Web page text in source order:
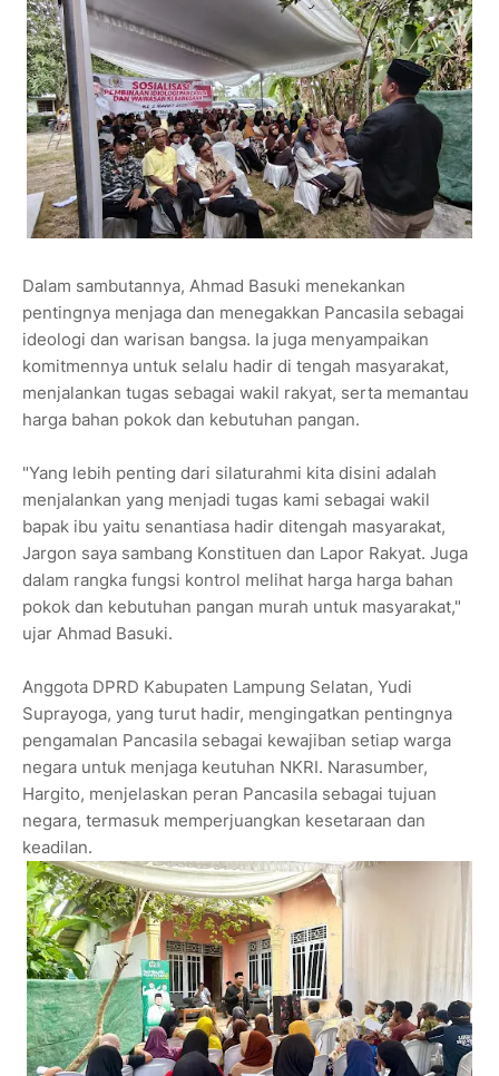
Dalam sambutannya, Ahmad Basuki menekankan
pentingnya menjaga dan menegakkan Pancasila sebagai
ideologi dan warisan bangsa. Ia juga menyampaikan
komitmennya untuk selalu hadir di tengah masyarakat,
menjalankan tugas sebagai wakil rakyat, serta memantau
harga bahan pokok dan kebutuhan pangan.
"Yang lebih penting dari silaturahmi kita disini adalah
menjalankan yang menjadi tugas kami sebagai wakil
bapak ibu yaitu senantiasa hadir ditengah masyarakat,
Jargon saya sambang Konstituen dan Lapor Rakyat. Juga
dalam rangka fungsi kontrol melihat harga harga bahan
pokok dan kebutuhan pangan murah untuk masyarakat,"
ujar Ahmad Basuki.
Anggota DPRD Kabupaten Lampung Selatan, Yudi
Suprayoga, yang turut hadir, mengingatkan pentingnya
pengamalan Pancasila sebagai kewajiban setiap warga
negara untuk menjaga keutuhan NKRI. Narasumber,
Hargito, menjelaskan peran Pancasila sebagai tujuan
negara, termasuk memperjuangkan kesetaraan dan
keadilan.